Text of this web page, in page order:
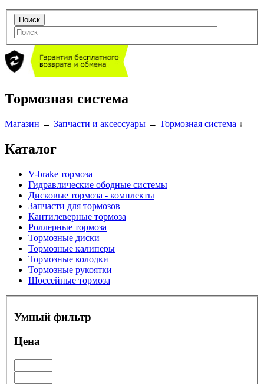
Тормозная система
Магазин → Запчасти и аксессуары → Тормозная система ↓
Каталог
V-brake тормоза
Гидравлические ободные системы
Дисковые тормоза - комплекты
Запчасти для тормозов
Кантилеверные тормоза
Роллерные тормоза
Тормозные диски
Тормозные калиперы
Тормозные колодки
Тормозные рукоятки
Шоссейные тормоза
Умный фильтр
Цена